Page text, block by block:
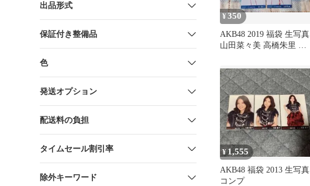
出品形式
保証付き整備品
色
発送オプション
配送料の負担
タイムセール割引率
除外キーワード
¥350
AKB48 2019 福袋 生写真
山田菜々美 高橋朱里 坂
¥1,555
AKB48 福袋 2013 生写真
コンプ